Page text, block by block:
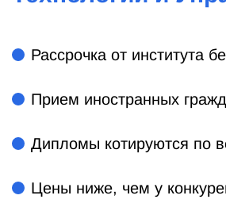
Рассрочка от института
Прием иностранных
Дипломы котируются по
Цены ниже, чем у